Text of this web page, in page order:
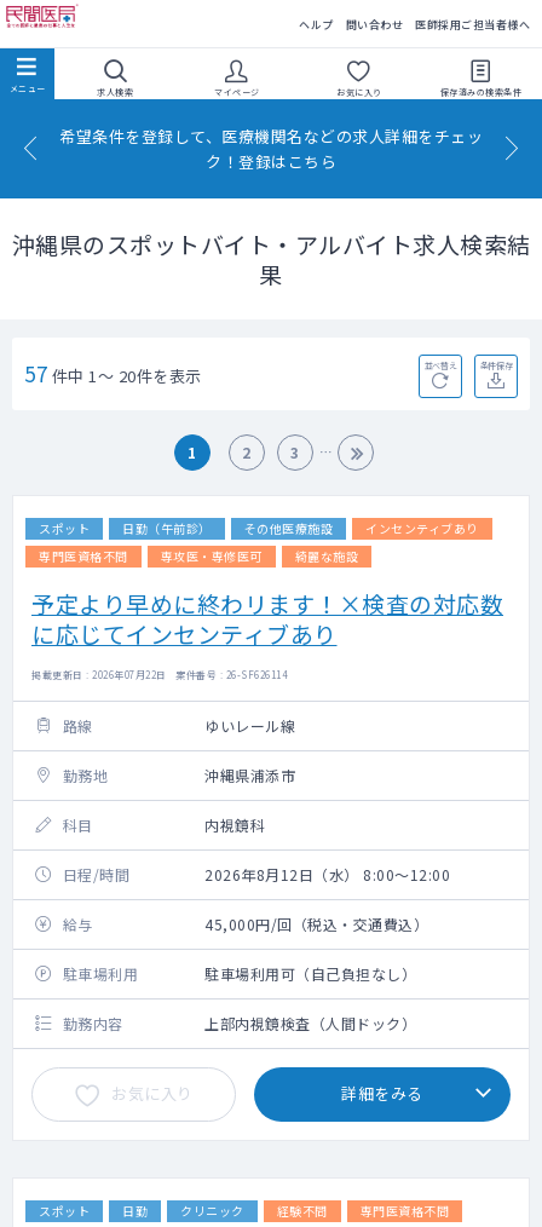
ヘルプ 問い合わせ 医師採用ご担当者様へ
求人検索 マイページ お気に入り 保存済みの検索条件
希望条件を登録して、医療機関名などの求人詳細をチェッ
ク！登録はこちら
沖縄県のスポットバイト・アルバイト求人検索結
果
57 件中 1～ 20件を表示 並べ替え 条件保存
1 2 3
スポット 日勤（午前診） その他医療施設
インセンティブあり
専門医資格不問
専攻医・専修医可 綺麗な施設
予定より早めに終わリます！×検査の対応数
に応じてインセンティブあり
掲載更新日 : 2026年07月22日 案件番号 : 26-SF626114
路線 ゆいレール線
勤務地 沖縄県浦添市
科目 内視鏡科
日程/時間 2026年8月12日（水） 8:00～12:00
給与 45,000円/回（税込・交通費込）
駐車場利用 駐車場利用可（自己負担なし）
勤務内容 上部内視鏡検査（人間ドック）
お気に入り 詳細をみる
スポット 日勤 クリニック 経験不問
専門医資格不問